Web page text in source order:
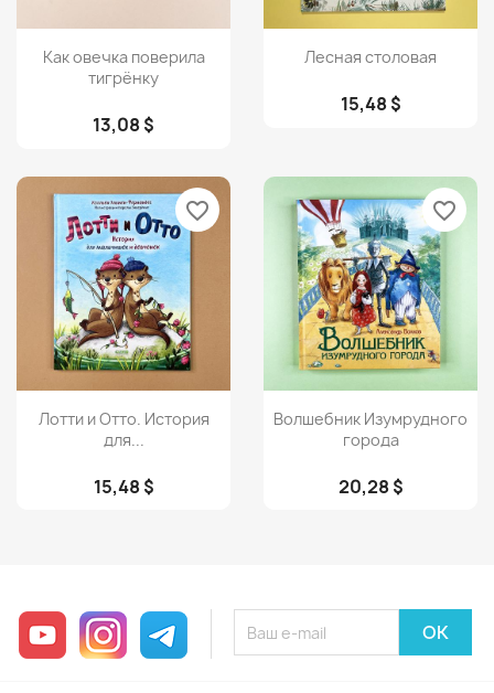
Просмотр
Как овечка поверила
тигрёнку
13,08 $
Просмотр
Лесная столовая
15,48 $
Просмотр
Лотти и Отто. История
для...
15,48 $
favorite_border
Просмотр
Волшебник Изумрудного
города
20,28 $
favorite_border
YouTube InstagramTelegram